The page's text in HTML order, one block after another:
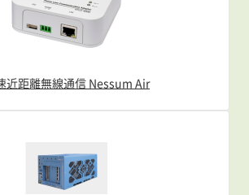
近距離無線通信 Nessum Air